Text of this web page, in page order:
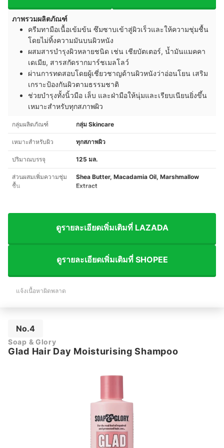
ภาพรวมผลิตภัณฑ์
ครีมทามือเนื้อเข้มข้น ซึมซาบเข้าสู่ผิวเร็วและให้ความชุ่มชื้น
โดยไม่ทิ้งความมันบนผิวหนัง
ผสมสารบำรุงผิวหลายชนิด เช่น เชียบัตเตอร์, น้ำมันแมคคา
เดเมีย, สารสกัดรากมาร์ชเมลโลว์
ผ่านการทดสอบโดยผู้เชี่ยวชาญด้านผิวหนังว่าอ่อนโยน เสริม
เกราะป้องกันผิวตามธรรมชาติ
ช่วยบำรุงทั้งนิ้วมือ เล็บ และฝ่ามือให้นุ่มและเรียบเนียนยิ่งขึ้น
เหมาะสำหรับทุกสภาพผิว
กลุ่มผลิตภัณฑ์ กลุ่ม Skincare
เหมาะสำหรับผิว ทุกสภาพผิว
ปริมาณบรรจุ 125 มล.
ส่วนผสมเพิ่มความชุ่ม
ชื้น
Shea Butter, Macadamia Oil, Marshmallow
Extract
ดูรายละเอียดเพิ่มเติมที่ LAZADA
ดูรายละเอียดเพิ่มเติมที่ SHOPEE
แจ้งเนื้อหาผิดพลาด
No.4
Soap & Glory
Glad Hair Day Moisturising Shampoo